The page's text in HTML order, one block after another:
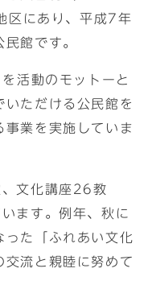
区にあり、平成7年
館です。
活動のモットーと
いただける公民館を
事業を実施していま
文化講座26教
ます。例年、秋に
った「ふれあい文化
交流と親睦に努めて